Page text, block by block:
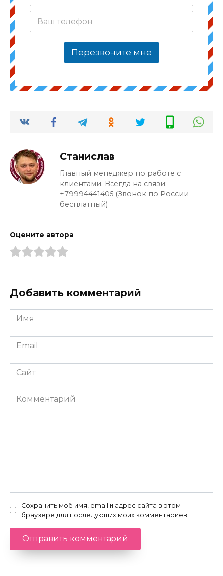
ш
В
ш
о
Перезвоните мне
Станислав
Главный менеджер по работе с
клиентами. Всегда на связи:
+79994441405 (Звонок по России
бесплатный)
Оцените автора
Добавить комментарий
Имя
*
Email
*
Сайт
Комментарий
Сохранить моё имя, email и адрес сайта в этом
браузере для последующих моих комментариев.